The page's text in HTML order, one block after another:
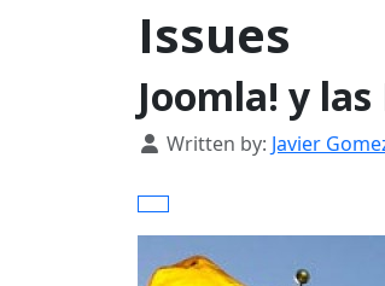
Issues
Joomla! y
Details
Written by: Javier